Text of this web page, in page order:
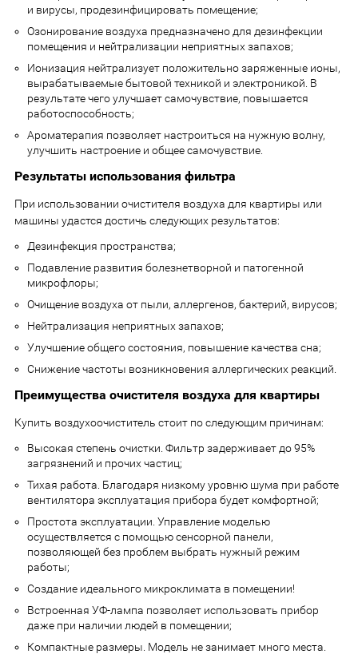
и вирусы, продезинфицировать помещение;
Озонирование воздуха предназначено для дезинфекции
помещения и нейтрализации неприятных запахов;
Ионизация нейтрализует положительно заряженные ионы,
вырабатываемые бытовой техникой и электроникой. В
результате чего улучшает самочувствие, повышается
работоспособность;
Ароматерапия позволяет настроиться на нужную волну,
улучшить настроение и общее самочувствие.
Результаты использования фильтра
При использовании очистителя воздуха для квартиры или
машины удастся достичь следующих результатов:
Дезинфекция пространства;
Подавление развития болезнетворной и патогенной
микрофлоры;
Очищение воздуха от пыли, аллергенов, бактерий, вирусов;
Нейтрализация неприятных запахов;
Улучшение общего состояния, повышение качества сна;
Снижение частоты возникновения аллергических реакций.
Преимущества очистителя воздуха для квартиры
Купить воздухоочиститель стоит по следующим причинам:
Высокая степень очистки. Фильтр задерживает до 95%
загрязнений и прочих частиц;
Тихая работа. Благодаря низкому уровню шума при работе
вентилятора эксплуатация прибора будет комфортной;
Простота эксплуатации. Управление моделью
осуществляется с помощью сенсорной панели,
позволяющей без проблем выбрать нужный режим
работы;
Создание идеального микроклимата в помещении!
Встроенная УФ-лампа позволяет использовать прибор
даже при наличии людей в помещении;
Компактные размеры. Модель не занимает много места.